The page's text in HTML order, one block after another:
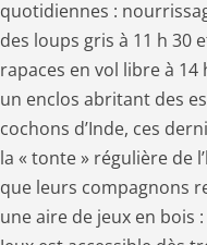
quotidiennes :
des loups gris à 11 h 30
rapaces en vol libre à 14
un enclos abritant des
cochons d’Inde, ces
la « tonte » régulière de
que leurs compagnons
une aire de jeux en bois